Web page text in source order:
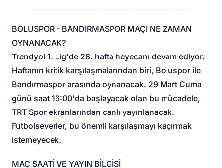
BOLUSPOR - BANDIRMASPOR MAÇI NE ZAMAN
OYNANACAK?
Trendyol 1. Lig'de 28. hafta heyecanı devam ediyor.
Haftanın kritik karşılaşmalarından biri, Boluspor ile
Bandırmaspor arasında oynanacak. 29 Mart Cuma
günü saat 16:00'da başlayacak olan bu mücadele,
TRT Spor ekranlarından canlı yayınlanacak.
Futbolseverler, bu önemli karşılaşmayı kaçırmak
istemeyecek.
MAÇ SAATİ VE YAYIN BİLGİSİ